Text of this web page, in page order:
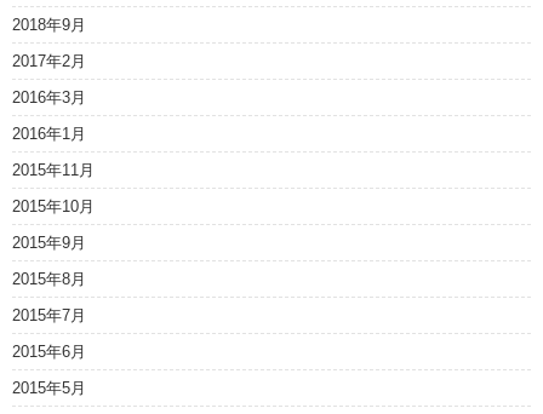
2018年9月
2017年2月
2016年3月
2016年1月
2015年11月
2015年10月
2015年9月
2015年8月
2015年7月
2015年6月
2015年5月